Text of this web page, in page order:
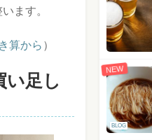
ます。
算から ）
い足し
NEW
BLOG